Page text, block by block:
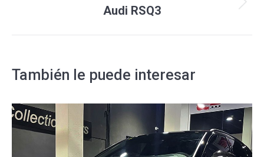
Proyecto
Audi RSQ3
También le puede interesar